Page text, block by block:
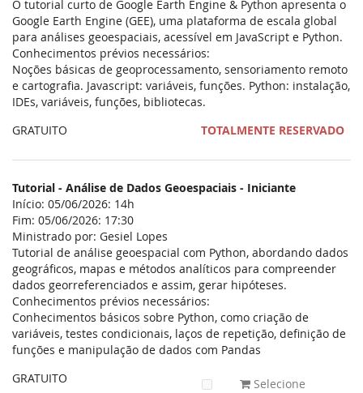
O tutorial curto de Google Earth Engine & Python apresenta o
Google Earth Engine (GEE), uma plataforma de escala global
para análises geoespaciais, acessível em JavaScript e Python.
Conhecimentos prévios necessários:
Noções básicas de geoprocessamento, sensoriamento remoto
e cartografia. Javascript: variáveis, funções. Python: instalação,
IDEs, variáveis, funções, bibliotecas.
GRATUITO
TOTALMENTE RESERVADO
Tutorial - Análise de Dados Geoespaciais - Iniciante
Início: 05/06/2026: 14h
Fim: 05/06/2026: 17:30
Ministrado por: Gesiel Lopes
Tutorial de análise geoespacial com Python, abordando dados
geográficos, mapas e métodos analíticos para compreender
dados georreferenciados e assim, gerar hipóteses.
Conhecimentos prévios necessários:
Conhecimentos básicos sobre Python, como criação de
variáveis, testes condicionais, laços de repetição, definição de
funções e manipulação de dados com Pandas
GRATUITO
Selecione